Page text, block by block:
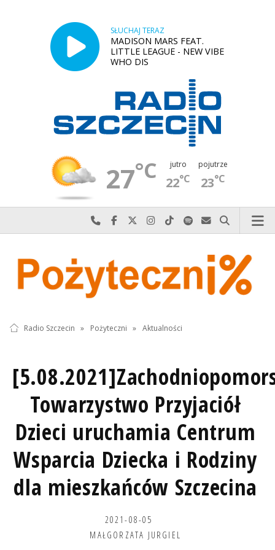
SŁUCHAJ TERAZ
MADISON MARS FEAT.
LITTLE LEAGUE - NEW VIBE
WHO DIS
27°C jutro
22°C
pojutrze
23°C
Najlepiej po prostu do nas zadzwoń
Odwiedź nas na Facebook-u
Odwiedź nas na X
Odwiedź nas na Instagram-ie
Odwiedź nas na TikTok-u
Szukaj nas na Spotify
Wyślij do nas
Szukaj
Radio Szczecin » Pożyteczni » Aktualności
Towarzystwo Przyjaciół
Dzieci uruchamia Centrum
Wsparcia Dziecka i Rodziny
dla mieszkańców Szczecina
2021-08-05
MAŁGORZATA JURGIEL